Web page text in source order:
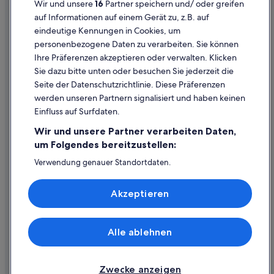
Günstige in Wieden
Hotels mit Fitnessbereich in Wieden
Hotels mit Klimaanlage in Wieden
Hotels mit Parkplatz in Wieden
Haustierfreundliche in Wieden
Luxus in Wieden
Ski in Wieden
Abenteuer in Wieden
Wieden: Hotels
Aparthotels in Wien
Ferienwohnungen in Wien
B&B in Wien
Rechtliche Hinweise/Kontakt
Inhaltsrichtlinien und Melden von Inhalten
Hilfe
Hilfe
Rückerstattungsprozess und Zeitrahmen
Buchen Sie einen Flug mit einer Gutschrift bei der Fluggesellschaft
Internationale Reisedokumente
© 2026 Expedia, Inc., ein Unternehmen der Expedia Group. Alle Rechte
vorbehalten. Expedia und das Expedia-Logo sind Handelsmarken oder
Wir und unsere16 Partner speichern und/ oder greifen
auf Informationen auf einem Gerät zu, z.B. auf
eindeutige Kennungen in Cookies, um
personenbezogene Daten zu verarbeiten. Sie können
Ihre Präferenzen akzeptieren oder verwalten. Klicken
Sie dazu bitte unten oder besuchen Sie jederzeit die
Seite der Datenschutzrichtlinie. Diese Präferenzen
werden unseren Partnern signalisiert und haben keinen
Einfluss auf Surfdaten.
Wir und unsere Partner verarbeiten Daten,
um Folgendes bereitzustellen:
Verwendung genauer Standortdaten.
Speichern von oder Zugriff auf Informationen auf einem
Endgerät. Personalisierte Werbung und Inhalte, Messung
von Werbeleistung und der Performance von Inhalten,
Liste der Partner (Lieferanten)
Zwecke anzeigen
Alle ablehnen
Akzeptieren